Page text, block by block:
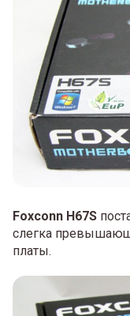
Foxconn H67S
слегка
платы.